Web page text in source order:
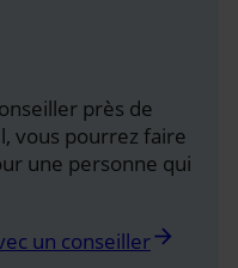
près de
vous pourrez faire
une personne qui
un conseillerarrow_forward